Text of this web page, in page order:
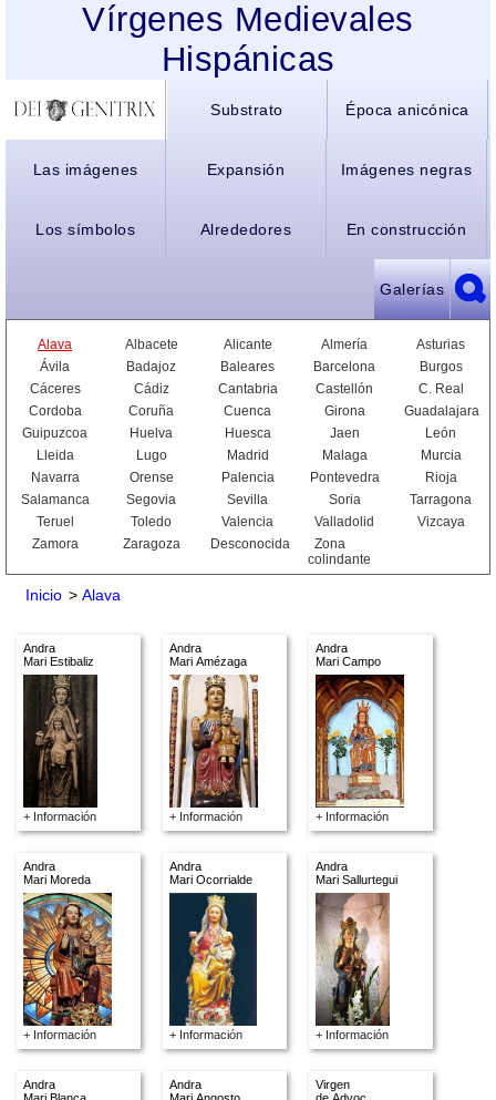
Vírgenes Medievales
Hispánicas
Substrato Época anicónica
Las imágenes Expansión Imágenes negras
Los símbolos Alrededores En construcción
Galerías
Alava Albacete Alicante Almería
Asturias
Ávila
Badajoz Baleares Barcelona
Burgos
Cáceres
Cádiz Cantabria Castellón
C. Real
Cordoba
Coruña Cuenca Girona
Guadalajara
Guipuzcoa
Huelva Huesca Jaen
León
Lleida
Lugo Madrid Malaga
Murcia
Navarra
Orense Palencia Pontevedra
Rioja
Salamanca
Segovia Sevilla Soria
Tarragona
Teruel
Toledo Valencia Valladolid
Vizcaya
Zamora
Zaragoza Desconocida
Zona
colindante
Inicio > Alava
Andra
Mari Estibaliz
+ Información
Andra
Mari Amézaga
+ Información
Andra
Mari Campo
+ Información
Andra
Mari Moreda
+ Información
Andra
Mari Ocorrialde
+ Información
Andra
Mari Sallurtegui
+ Información
Andra
Andra
Virgen